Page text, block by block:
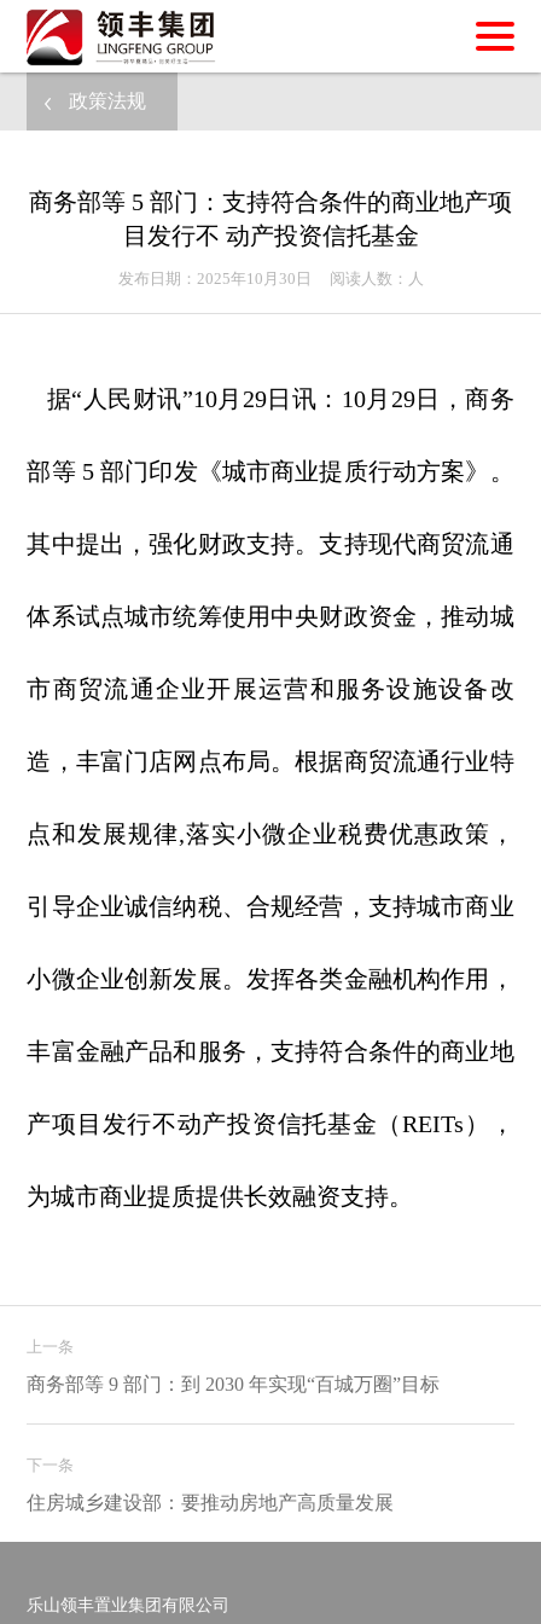
政策法规
商务部等 5 部门：支持符合条件的商业地产项
目发行不 动产投资信托基金
发布日期：2025年10月30日 阅读人数： 人
据“人民财讯”10月29日讯：10月29日，商务
部等 5 部门印发《城市商业提质行动方案》。
其中提出，强化财政支持。支持现代商贸流通
体系试点城市统筹使用中央财政资金，推动城
市商贸流通企业开展运营和服务设施设备改
造，丰富门店网点布局。根据商贸流通行业特
点和发展规律,落实小微企业税费优惠政策，
引导企业诚信纳税、合规经营，支持城市商业
小微企业创新发展。发挥各类金融机构作用，
丰富金融产品和服务，支持符合条件的商业地
产项目发行不动产投资信托基金（REITs），
为城市商业提质提供长效融资支持。
上一条
商务部等 9 部门：到 2030 年实现“百城万圈”目标
下一条
住房城乡建设部：要推动房地产高质量发展
乐山领丰置业集团有限公司